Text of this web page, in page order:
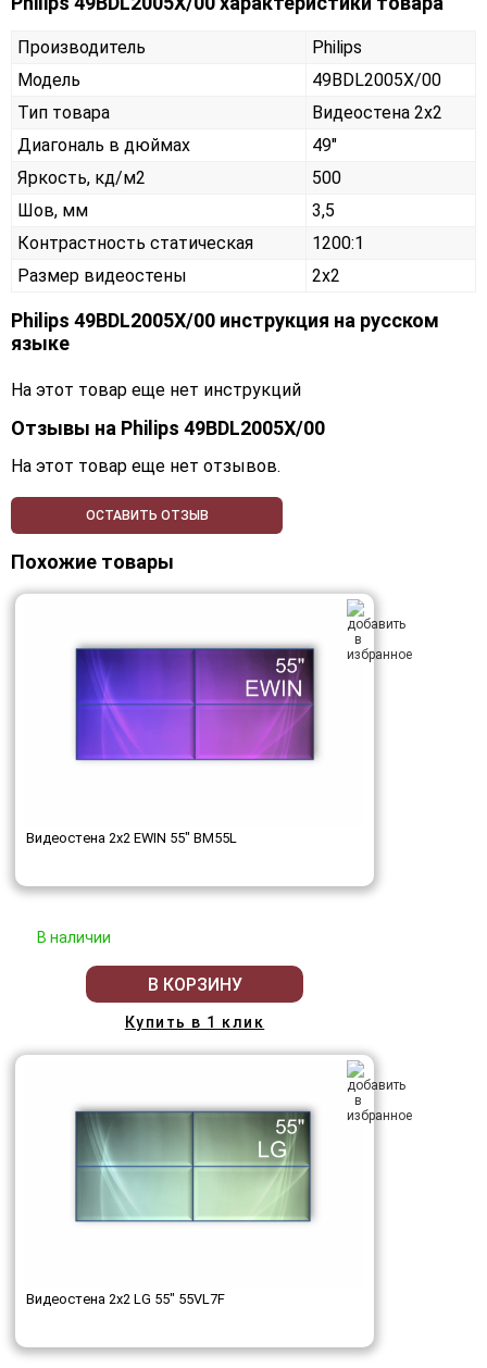
Производитель
Philips
Модель
49BDL2005X/00
Тип товара
Видеостена 2х2
Диагональ в дюймах
49"
Яркость, кд/м2
500
Шов, мм
3,5
Контрастность статическая
1200:1
Размер видеостены
2x2
Philips 49BDL2005X/00 инструкция на русском
языке
На этот товар еще нет инструкций
Отзывы на Philips 49BDL2005X/00
На этот товар еще нет отзывов.
ОСТАВИТЬ ОТЗЫВ
Похожие товары
Видеостена 2x2 EWIN 55" BM55L
В наличии
В КОРЗИНУ
Купить в 1 клик
Видеостена 2x2 LG 55" 55VL7F